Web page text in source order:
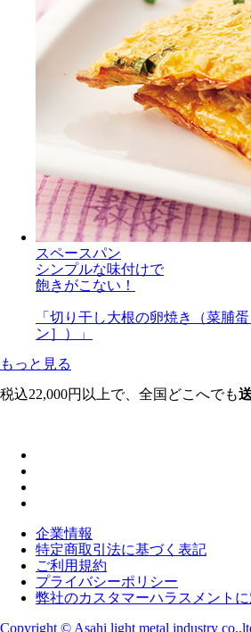
スペースパン
シンプルな味付けで
飽きがこない！
「切り干し大根の卵焼き（菜脯
ン］）」
もっと見る
税込22,000円以上で、全国どこへでも
企業情報
特定商取引法に基づく表記
ご利用規約
プライバシーポリシー
弊社のカスタマーハラスメント
Copyright © Asahi light metal industry